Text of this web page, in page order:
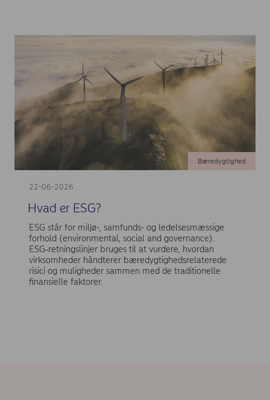
22-06-2026
Bæredygtighed
Hvad er ESG?
ESG står for miljø-, samfunds- og ledelsesmæssige
forhold (environmental, social and governance).
ESG‑retningslinjer bruges til at vurdere, hvordan
virksomheder håndterer bæredygtighedsrelaterede
risici og muligheder sammen med de traditionelle
finansielle faktorer.